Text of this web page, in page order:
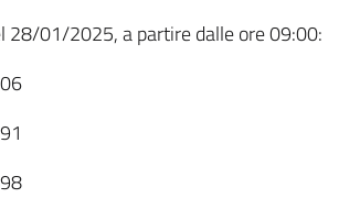
28/01/2025, a partire dalle ore 09:00: